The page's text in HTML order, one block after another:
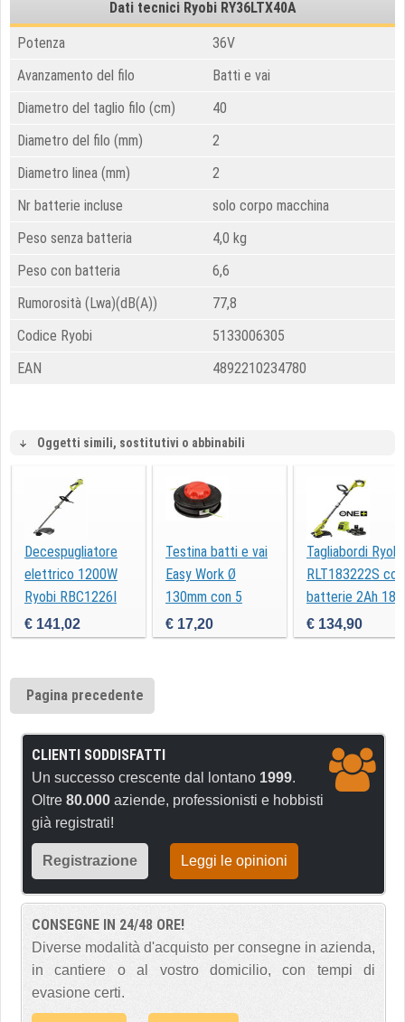
Dati tecnici Ryobi RY36LTX40A
Potenza
36V
Avanzamento del filo
Batti e vai
Diametro del taglio filo (cm)
40
Diametro del filo (mm)
2
Diametro linea (mm)
2
Nr batterie incluse
solo corpo macchina
Peso senza batteria
4,0 kg
Peso con batteria
6,6
Rumorosità (Lwa)(dB(A))
77,8
Codice Ryobi
5133006305
EAN
4892210234780
Oggetti simili, sostitutivi o abbinabili
Decespugliatore
elettrico 1200W
Ryobi RBC1226I
€ 141,02
Testina batti e vai
Easy Work Ø
130mm con 5
inserti R305152
€ 17,20
Tagliabordi Ryobi
RLT183222S
batterie 2Ah 18V
€ 134,90
Pagina precedente
CLIENTI SODDISFATTI
Un successo crescente dal lontano 1999.
Oltre 80.000 aziende, professionisti e hobbisti
già registrati!
Registrazione Leggi le opinioni
CONSEGNE IN 24/48 ORE!
Diverse modalità d'acquisto per consegne in azienda,
in cantiere o al vostro domicilio, con tempi di
evasione certi.